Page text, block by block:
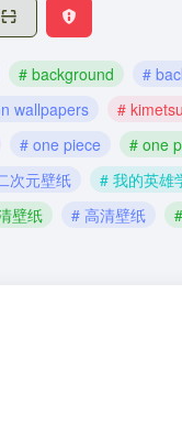
# background
#
wallpapers
#
# one piece
# one
次元壁纸
# 我的英雄
壁纸 # 高清壁纸